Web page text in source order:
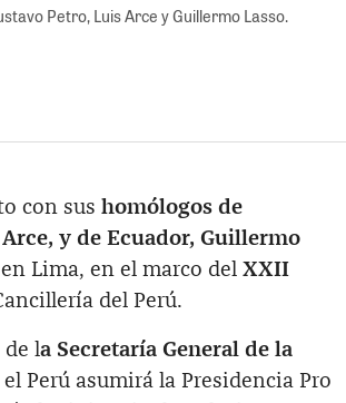
Petro, Luis Arce y Guillermo Lasso.
con sus homólogos de
y de Ecuador, Guillermo
Lima, en el marco del XXII
del Perú.
de la Secretaría General de la
el Perú asumirá la Presidencia Pro